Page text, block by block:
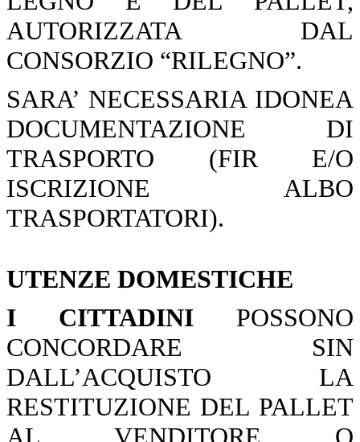
AUTORIZZATA DAL
CONSORZIO “RILEGNO”.
SARA’ NECESSARIA IDONEA
DOCUMENTAZIONE DI
TRASPORTO (FIR E/O
ISCRIZIONE ALBO
TRASPORTATORI).
UTENZE DOMESTICHE
I CITTADINI POSSONO
CONCORDARE SIN
DALL’ACQUISTO LA
RESTITUZIONE DEL PALLET
AL VENDITORE O